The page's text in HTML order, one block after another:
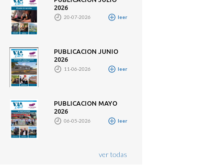
2026
20-07-2026 leer
PUBLICACION JUNIO
2026
11-06-2026 leer
PUBLICACION MAYO
2026
06-05-2026 leer
ver todas